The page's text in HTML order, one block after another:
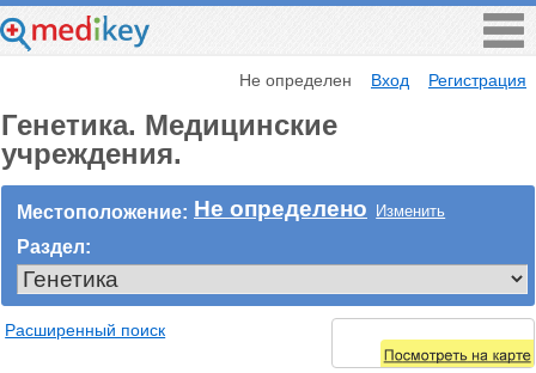
Не определен Вход Регистрация
Генетика. Медицинские
учреждения.
Местоположение: Не определено Изменить
Раздел:
Расширенный поиск